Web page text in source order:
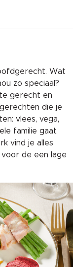
Wat
zo speciaal?
gerecht en
die je
vlees, vega,
familie gaat
vind je alles
de een lage